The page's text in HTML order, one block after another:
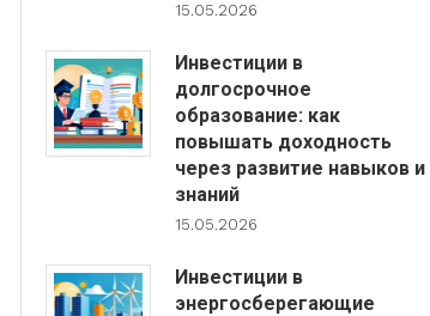
15.05.2026
Инвестиции в
долгосрочное
образование: как
повышать доходность
через развитие навыков и
знаний
15.05.2026
Инвестиции в
энергосберегающие